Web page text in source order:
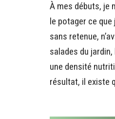
À mes débuts, je
le potager ce
sans retenue,
salades du
une densité
résultat, il existe